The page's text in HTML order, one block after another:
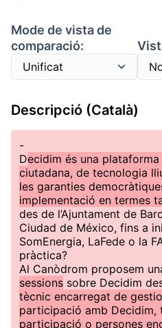
Mode de vista de
comparació:
Descripció (Català)
-
Decidim és una
ciutadana, de tecnologia
les garanties
implementació en termes
des de l’Ajuntament de
Ciudad de México, fins a
SomEnergia, LaFede o la
pràctica?
Al Canòdrom proposem
sessions sobre Decidim
tècnic encarregat de
participació amb Decidim,
participació o persones